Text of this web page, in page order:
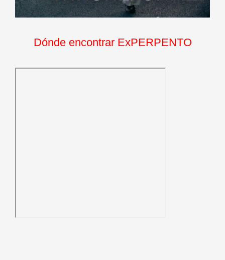
Dónde encontrar ExPERPENTO